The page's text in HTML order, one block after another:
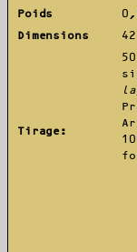
Poids
Dimensions
Tirage: